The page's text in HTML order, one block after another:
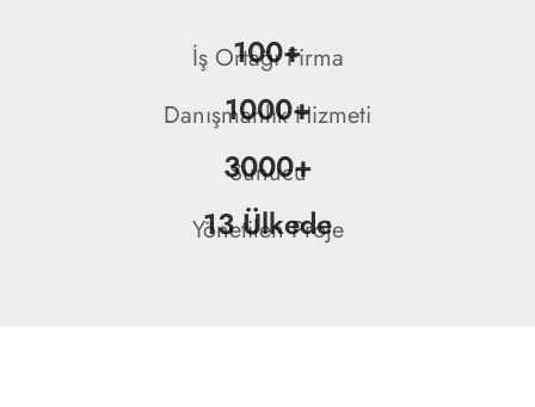
100+
İş Ortağı Firma
1000+
Danışmanlık Hizmeti
3000+
Sunucu
13 Ülkede
Yönetilen Proje